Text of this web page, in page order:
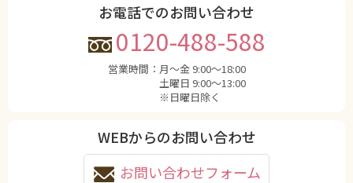
お電話でのお問い合わせ
0120-488-588
営業時間： 月〜金 9:00〜18:00
土曜日 9:00〜13:00
※日曜日除く
WEBからのお問い合わせ
お問い合わせフォーム